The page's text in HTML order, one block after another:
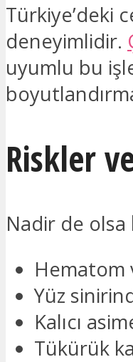
Türkiye’deki
deneyimlidir.
uyumlu bu
Riskler
Nadir de olsa
Hematom
Yüz
Kalıcı
Tükürük